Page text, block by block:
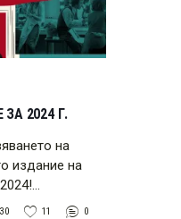
2024 Г.
на
издание на
11
0